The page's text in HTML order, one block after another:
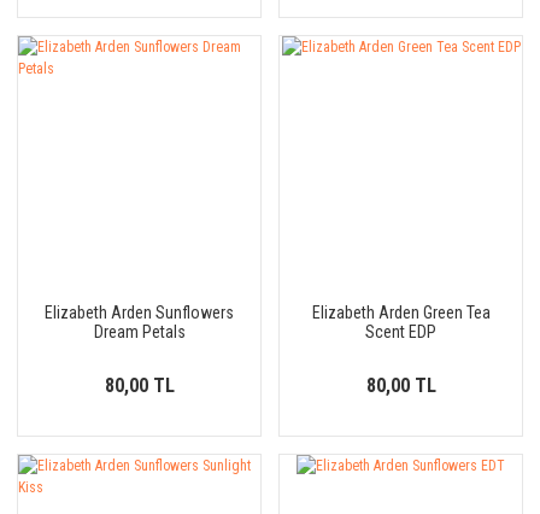
Elizabeth Arden Sunflowers
Dream Petals
80,00 TL
Elizabeth Arden Green Tea
Scent EDP
80,00 TL